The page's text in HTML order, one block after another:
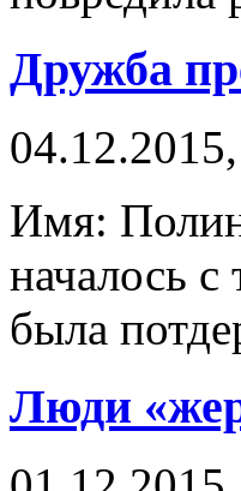
Дружба
04.12.2015,
Имя:
началось
была
Люди